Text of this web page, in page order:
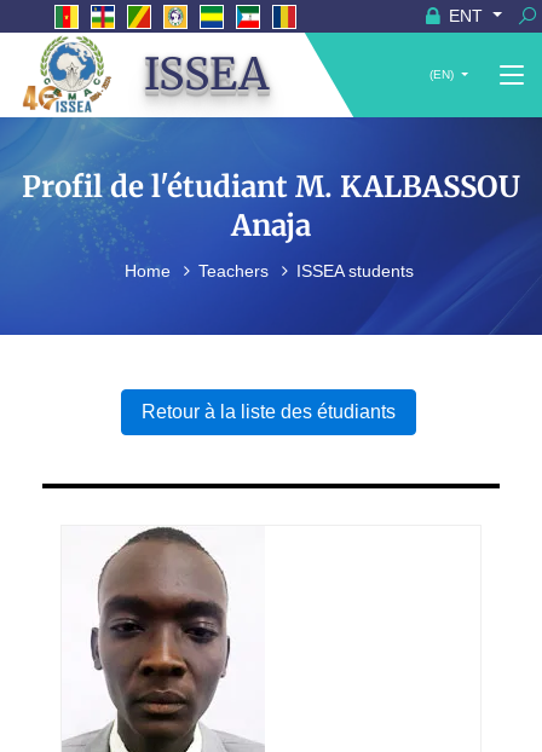
ENT
ISSEA (EN)
Profil de l'étudiant M. KALBASSOU
Anaja
Home Teachers ISSEA students
Retour à la liste des étudiants